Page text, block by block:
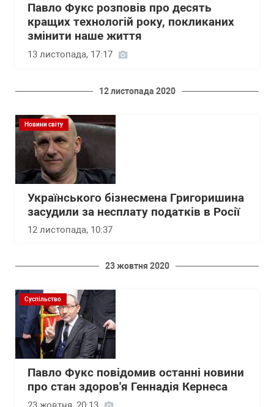
Павло Фукс розповів про десять
кращих технологій року, покликаних
змінити наше життя
13 листопада, 17:17
12 листопада 2020
Новини світу
Українського бізнесмена Григоришина
засудили за несплату податків в Росії
12 листопада, 10:37
23 жовтня 2020
Суспільство
Павло Фукс повідомив останні новини
про стан здоров'я Геннадія Кернеса